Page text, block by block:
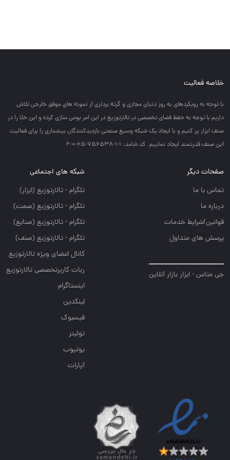
خلاصه فعالیت
با توجه به رويكردهاي به روز دنياي مجازي و گرته برداري از نمونه هاي موفق خارجي تلاش
داريم با توجه به حفظ فضاي تخصصي در تالارتوزيع در اين امر بومي سازي كرده و اين خلا را در
صنف ابزار پر كنيم و با ايجاد يك شبكه وسيع صنعتي بازديدكنندگان بيشماري را براي فعاليت
اين صنف قدرتمند ايجاد نماييم. کد شامد: 1-1-756538-65-0-2
صفحات دیگر
تماس با ما
درباره ما
قوانین/شرایط خدمات
پرسش های متداول
جی متاس - ابزار بازار آنلاین
شبکه های اجتماعی
تلگرام - تالارتوزيع (ابزار)
تلگرام - تالارتوزيع (صمت)
تلگرام - تالارتوزيع (صنايع)
تلگرام - تالارتوزیع (صنف)
کانال اعضای ویژه تالارتوزیع
ربات کاربرتخصصی تالارتوزیع
اینستاگرام
لینکدین
فیسبوک
توئیتر
یوتیوب
آپارات